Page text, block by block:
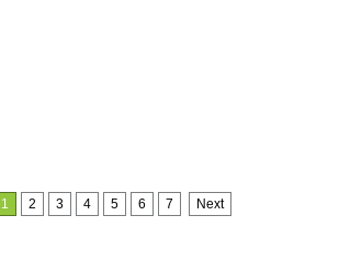
1 2 3 4 5 6 7 Next